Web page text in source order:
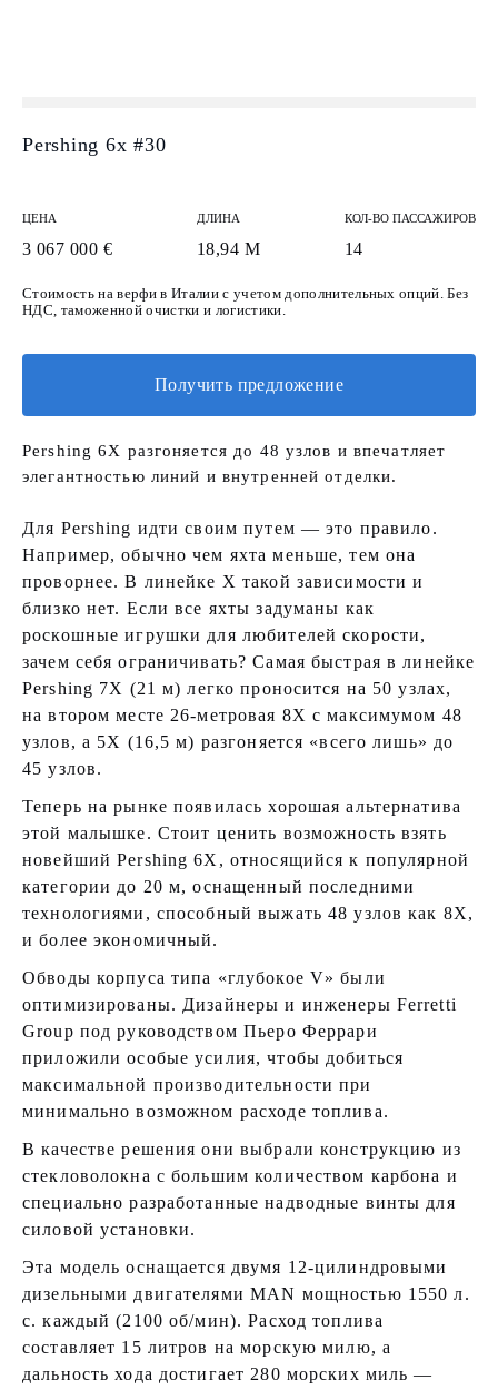
Pershing 6x #30
Pershing 6X разгоняется до 48 узлов и впечатляет
элегантностью линий и внутренней отделки.
Для Pershing идти своим путем — это правило.
Например, обычно чем яхта меньше, тем она
проворнее. В линейке X такой зависимости и
близко нет. Если все яхты задуманы как
роскошные игрушки для любителей скорости,
зачем себя ограничивать? Самая быстрая в линейке
Pershing 7X (21 м) легко проносится на 50 узлах,
на втором месте 26-метровая 8X c максимумом 48
узлов, а 5X (16,5 м) разгоняется «всего лишь» до
45 узлов.
Теперь на рынке появилась хорошая альтернатива
этой малышке. Стоит ценить возможность взять
новейший Pershing 6X, относящийся к популярной
категории до 20 м, оснащенный последними
технологиями, способный выжать 48 узлов как 8Х,
и более экономичный.
Обводы корпуса типа «глубокое V» были
оптимизированы. Дизайнеры и инженеры Ferretti
Group под руководством Пьеро Феррари
приложили особые усилия, чтобы добиться
максимальной производительности при
минимально возможном расходе топлива.
В качестве решения они выбрали конструкцию из
стекловолокна с большим количеством карбона и
специально разработанные надводные винты для
силовой установки.
Эта модель оснащается двумя 12-цилиндровыми
дизельными двигателями MAN мощностью 1550 л.
с. каждый (2100 об/мин). Расход топлива
составляет 15 литров на морскую милю, а
дальность хода достигает 280 морских миль —
ЦЕНА
3 067 000 €
ДЛИНА
18,94 М
КОЛ-ВО ПАССАЖИРОВ
14
Стоимость на верфи в Италии c учетом дополнительных опций. Без
НДС, таможенной очистки и логистики.
Получить предложение